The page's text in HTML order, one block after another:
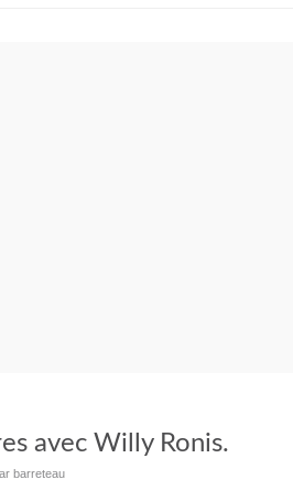
avec Willy Ronis.
barreteau